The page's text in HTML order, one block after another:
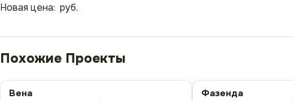
Новая цена: руб.
Вена
Фазенда